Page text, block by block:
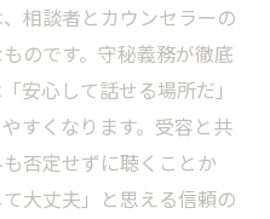
相談者とカウンセラーの
のです。守秘義務が徹底
安心して話せる場所だ」
すくなります。受容と共
否定せずに聴くことか
大丈夫」と思える信頼の